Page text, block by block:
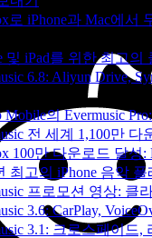
로 iPhone과 Mac에서
및 iPad를 위한 최고
6.8: Aliyun Drive,
Mobile의 Evermusic
전 세계 1,100만 다
100만 다운로드 달성:
최고의 iPhone 음악
프로모션 영상: 클
3.6: CarPlay,
3.1: 크로스페이드